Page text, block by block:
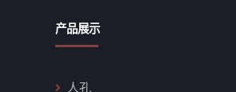
产品展示
人孔